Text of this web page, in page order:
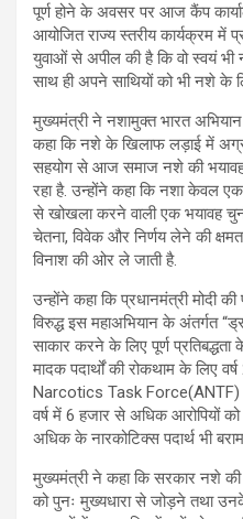
पूर्ण होने के अवसर पर आज कैंप
आयोजित राज्य स्तरीय कार्यक्रम में
युवाओं से अपील की है कि वो स्वयं भी
साथ ही अपने साथियों को भी नशे के
मुख्यमंत्री ने नशामुक्त भारत अभियान
कहा कि नशे के खिलाफ लड़ाई में
सहयोग से आज समाज नशे की
रहा है. उन्होंने कहा कि नशा केवल
से खोखला करने वाली एक भयावह
चेतना, विवेक और निर्णय लेने की
विनाश की ओर ले जाती है.
उन्होंने कहा कि प्रधानमंत्री मोदी
विरुद्ध इस महाअभियान के अंतर्गत
साकार करने के लिए पूर्ण
मादक पदार्थों की रोकथाम के लिए
Narcotics Task Force(ANTF)
वर्ष में 6 हजार से अधिक आरोपियों
अधिक के नारकोटिक्स पदार्थ भी
मुख्यमंत्री ने कहा कि सरकार नशे की
को पुनः मुख्यधारा से जोड़ने तथा